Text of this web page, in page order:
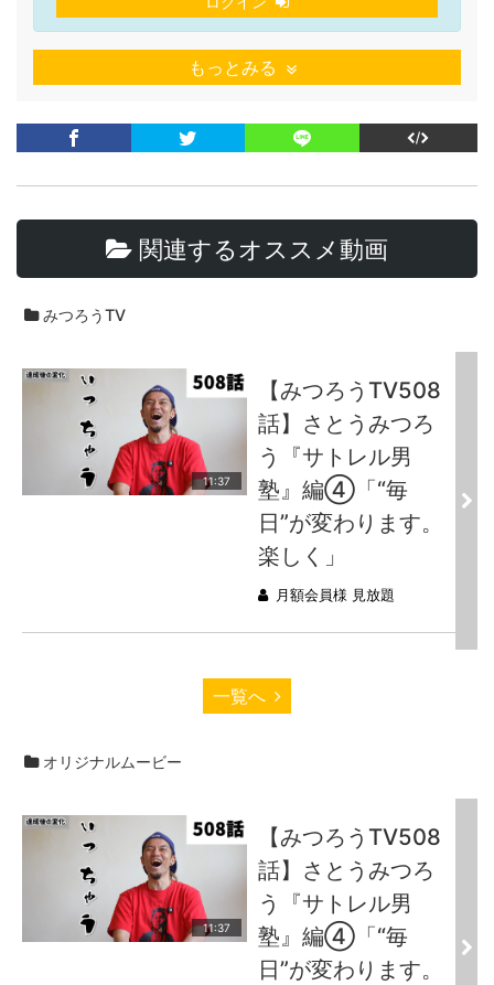
もっとみる
関連するオススメ動画
みつろうTV
11:37
【みつろうTV508
話】さとうみつろ
う『サトレル男
塾』編④「“毎
日”が変わります。
楽しく」
月額会員様 見放題
一覧へ
オリジナルムービー
11:37
【みつろうTV508
話】さとうみつろ
う『サトレル男
塾』編④「“毎
日”が変わります。